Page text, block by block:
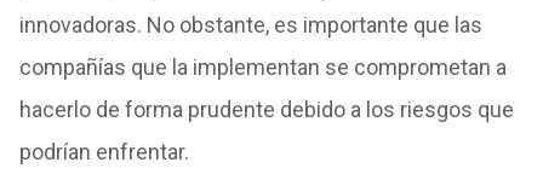
innovadoras. No obstante, es importante que las
compañías que la implementan se comprometan a
hacerlo de forma prudente debido a los riesgos que
podrían enfrentar.